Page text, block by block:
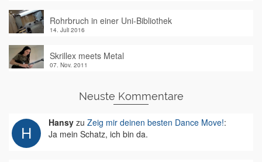
Rohrbruch in einer Uni-Bibliothek
14. Juli 2016
Skrillex meets Metal
07. Nov. 2011
Neuste Kommentare
Hansy zu Zeig mir deinen besten Dance Move!:
Ja mein Schatz, ich bin da.